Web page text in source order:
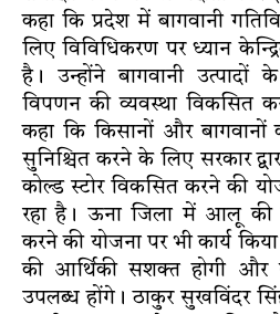
कहा कि प्रदेश में बागवानी
लिए विविधिकरण पर ध्यान
है। उन्होंने बागवानी
विपणन की व्यवस्था विकसित
कहा कि किसानों और बागवानों
सुनिश्चित करने के लिए सरकार
कोल्ड स्टोर विकसित करने की
रहा है। ऊना जिला में आलू की
करने की योजना पर भी कार्य
की आर्थिकी सशक्त होगी और
उपलब्ध होंगे। ठाकुर सुखविंदर